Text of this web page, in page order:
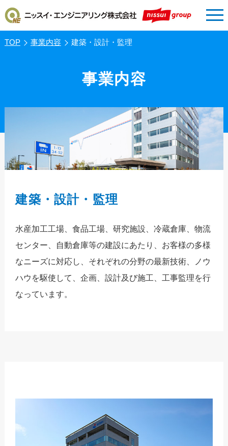
TOP 事業内容 建築・設計・監理
事業内容
建築・設計・監理
水産加工工場、食品工場、研究施設、冷蔵倉庫、物流
センター、自動倉庫等の建設にあたり、お客様の多様
なニーズに対応し、それぞれの分野の最新技術、ノウ
ハウを駆使して、企画、設計及び施工、工事監理を行
なっています。